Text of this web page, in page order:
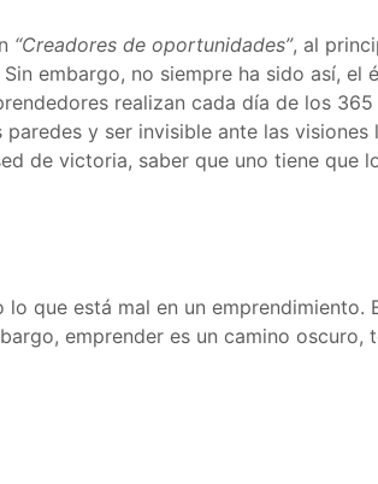
“Creadores de oportunidades”, al
embargo, no siempre ha sido así,
realizan cada día de los
y ser invisible ante las
de victoria, saber que uno tiene que
que está mal en un
emprender es un camino